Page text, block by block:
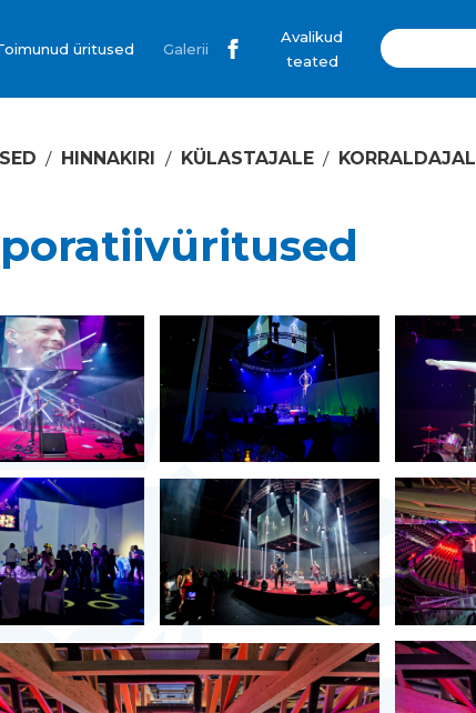
HINNAKIRI KÜLASTAJALE
üritused Galerii
Avalikud
teated